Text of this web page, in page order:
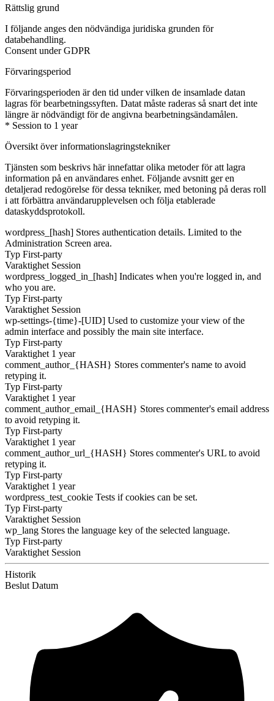
Rättslig grund
I följande anges den nödvändiga juridiska grunden för
databehandling.
Consent under GDPR
Förvaringsperiod
Förvaringsperioden är den tid under vilken de insamlade datan
lagras för bearbetningssyften. Datat måste raderas så snart det inte
längre är nödvändigt för de angivna bearbetningsändamålen.
* Session to 1 year
Översikt över informationslagringstekniker
Tjänsten som beskrivs här innefattar olika metoder för att lagra
information på en användares enhet. Följande avsnitt ger en
detaljerad redogörelse för dessa tekniker, med betoning på deras roll
i att förbättra användarupplevelsen och följa etablerade
dataskyddsprotokoll.
wordpress_[hash] Stores authentication details. Limited to the
Administration Screen area.
Typ First-party
Varaktighet Session
wordpress_logged_in_[hash] Indicates when you're logged in, and
who you are.
Typ First-party
Varaktighet Session
wp-settings-{time}-[UID] Used to customize your view of the
admin interface and possibly the main site interface.
Typ First-party
Varaktighet 1 year
comment_author_{HASH} Stores commenter's name to avoid
retyping it.
Typ First-party
Varaktighet 1 year
comment_author_email_{HASH} Stores commenter's email address
to avoid retyping it.
Typ First-party
Varaktighet 1 year
comment_author_url_{HASH} Stores commenter's URL to avoid
retyping it.
Typ First-party
Varaktighet 1 year
wordpress_test_cookie Tests if cookies can be set.
Typ First-party
Varaktighet Session
wp_lang Stores the language key of the selected language.
Typ First-party
Varaktighet Session
Historik
Beslut Datum